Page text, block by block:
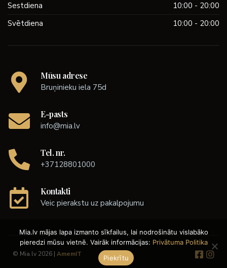
Sestdiena
10:00 - 20:00
Svētdiena
10:00 - 20:00
Mūsu adrese
Bruņinieku iela 75d
E-pasts
info@mia.lv
Tel. nr.
+37128801000
Kontakti
Veic pierakstu uz pakalpojumu
© Mia.lv 2026 | AmemIT
Mia.lv mājas lapa izmanto sīkfailus, lai nodrošinātu vislabāko
pieredzi mūsu vietnē. Vairāk informācijas: Privātuma Politika
Piekrītu